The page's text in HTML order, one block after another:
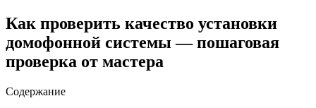
Как проверить качество установки
домофонной системы — пошаговая
проверка от мастера
Содержание